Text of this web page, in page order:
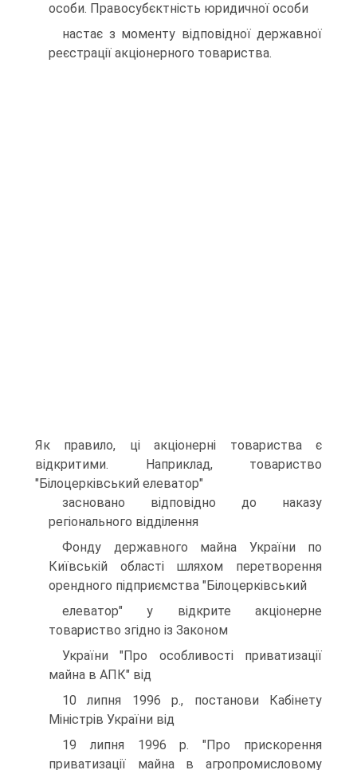
особи. Правосубєктнiсть юридичної особи
настає з моменту вiдповiдної державної
реєстрацiї акцiонерного товариства.
Як правило, цi акцiонернi товариства є
вiдкритими. Наприклад, товариство
"Бiлоцеркiвський елеватор"
засновано вiдповiдно до наказу
регiонального вiддiлення
Фонду державного майна України по
Київськiй областi шляхом перетворення
орендного пiдприємства "Бiлоцеркiвський
елеватор" у вiдкрите акцiонерне
товариство згiдно iз Законом
України "Про особливостi приватизацiї
майна в АПК" вiд
10 липня 1996 р., постанови Кабiнету
Мiнiстрiв України вiд
19 липня 1996 р. "Про прискорення
приватизацiї майна в агропромисловому